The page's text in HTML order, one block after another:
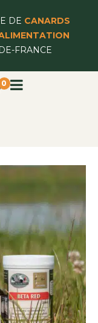
DE CANARDS
FRANCE
0